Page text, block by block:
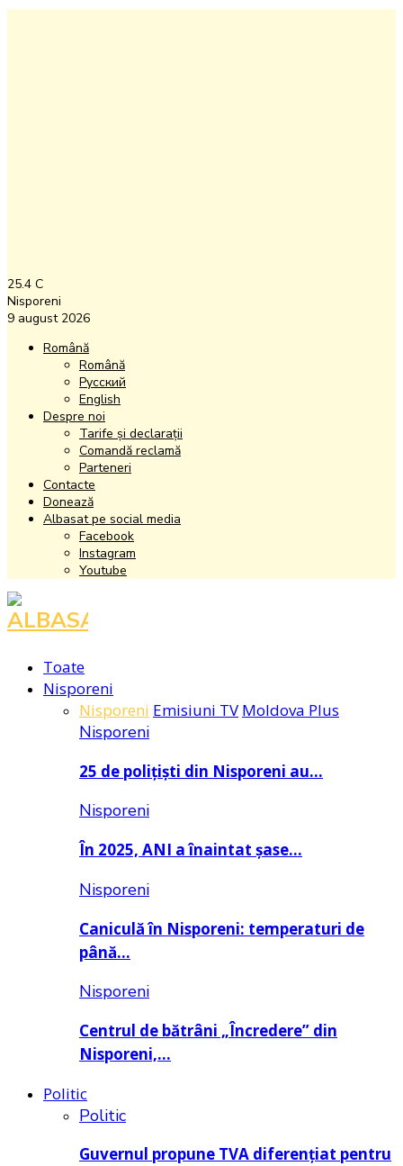
25.4 C
Nisporeni
9 august 2026
Română
Română
Русский
English
Despre noi
Tarife și declarații
Comandă reclamă
Parteneri
Contacte
Donează
Albasat pe social media
Facebook
Instagram
Youtube
Facebook
Instagram
Youtube
Toate
Nisporeni
Nisporeni Emisiuni TV Moldova Plus
Nisporeni
25 de polițiști din Nisporeni au…
Nisporeni
În 2025, ANI a înaintat șase…
Nisporeni
Caniculă în Nisporeni: temperaturi de
până…
Nisporeni
Centrul de bătrâni „Încredere” din
Nisporeni,…
Politic
Politic
Guvernul propune TVA diferențiat pentru